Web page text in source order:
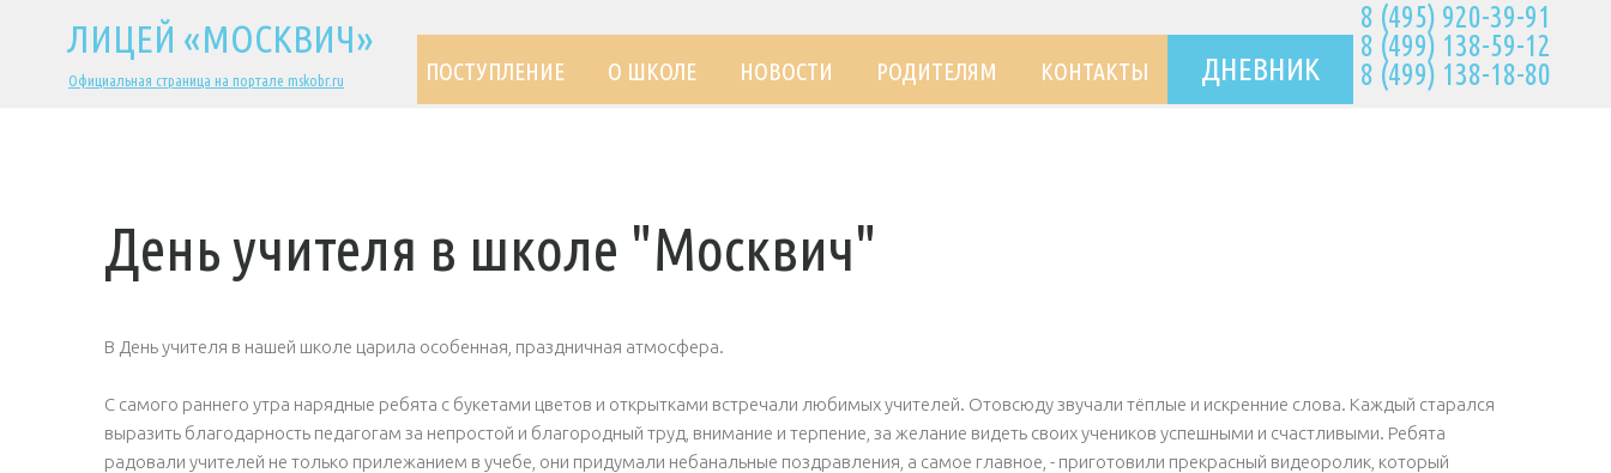
8 (495) 920-39-91
8 (499) 138-59-12
8 (499) 138-18-80
ЛИЦЕЙ «МОСКВИЧ»
Официальная страница на портале mskobr.ru ПОСТУПЛЕНИЕ О ШКОЛЕ НОВОСТИ РОДИТЕЛЯМ КОНТАКТЫ ДНЕВНИК
День учителя в школе "Москвич"
В День учителя в нашей школе царила особенная, праздничная атмосфера.
С самого раннего утра нарядные ребята с букетами цветов и открытками встречали любимых учителей. Отовсюду звучали тёплые и искренние слова. Каждый старался
выразить благодарность педагогам за непростой и благородный труд, внимание и терпение, за желание видеть своих учеников успешными и счастливыми. Ребята
радовали учителей не только прилежанием в учебе, они придумали небанальные поздравления, а самое главное, - приготовили прекрасный видеоролик, который